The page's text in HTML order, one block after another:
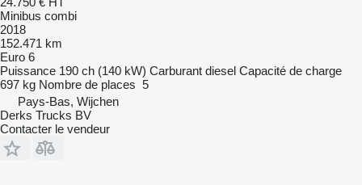
Minibus combi
2018
152.471 km
Euro 6
Puissance 190 ch (140 kW) Carburant diesel Capacité de charge
697 kg Nombre de places 5
Pays-Bas, Wijchen
Derks Trucks BV
Contacter le vendeur